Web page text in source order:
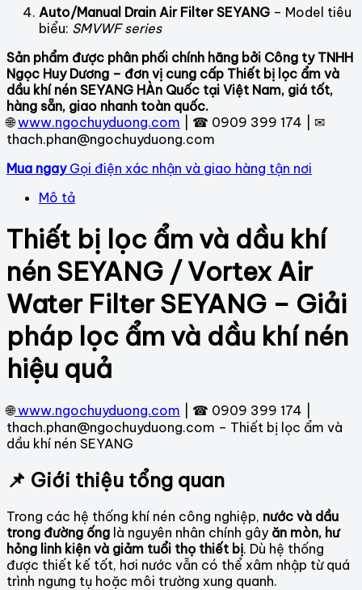
Auto/Manual Drain Air Filter SEYANG – Model tiêu
biểu: SMVWF series
Sản phẩm được phân phối chính hãng bởi Công ty TNHH
Ngọc Huy Dương – đơn vị cung cấp Thiết bị lọc ẩm và
dầu khí nén SEYANG HÀn Quốc tại Việt Nam, giá tốt,
hàng sẵn, giao nhanh toàn quốc.
🌐www.ngochuyduong.com | ☎ 0909 399 174 | ✉
thach.phan@ngochuyduong.com
Mua ngay Gọi điện xác nhận và giao hàng tận nơi
Mô tả
Thiết bị lọc ẩm và dầu khí
nén SEYANG / Vortex Air
Water Filter SEYANG – Giải
pháp lọc ẩm và dầu khí nén
hiệu quả
🌐 www.ngochuyduong.com | ☎ 0909 399 174 |
thach.phan@ngochuyduong.com – Thiết bị lọc ẩm và
dầu khí nén SEYANG
📌 Giới thiệu tổng quan
Trong các hệ thống khí nén công nghiệp, nước và dầu
trong đường ống là nguyên nhân chính gây ăn mòn, hư
hỏng linh kiện và giảm tuổi thọ thiết bị. Dù hệ thống
được thiết kế tốt, hơi nước vẫn có thể xâm nhập từ quá
trình ngưng tụ hoặc môi trường xung quanh.